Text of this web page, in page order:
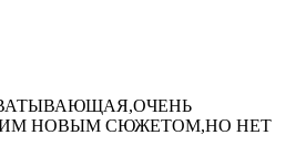
НОВЫМ СЮЖЕТОМ,НО НЕТ